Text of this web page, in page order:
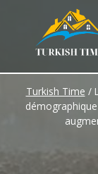
content
Turkish Time /